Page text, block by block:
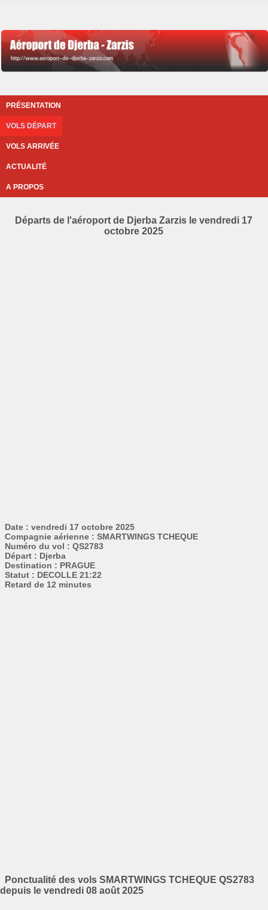
PRÉSENTATION
VOLS DÉPART
VOLS ARRIVÉE
ACTUALITÉ
A PROPOS
Départs de l'aéroport de Djerba Zarzis le vendredi 17
octobre 2025
Date : vendredi 17 octobre 2025
Compagnie aérienne : SMARTWINGS TCHEQUE
Numéro du vol : QS2783
Départ : Djerba
Destination : PRAGUE
Statut : DECOLLE 21:22
Retard de 12 minutes
Ponctualité des vols SMARTWINGS TCHEQUE QS2783
depuis le vendredi 08 août 2025